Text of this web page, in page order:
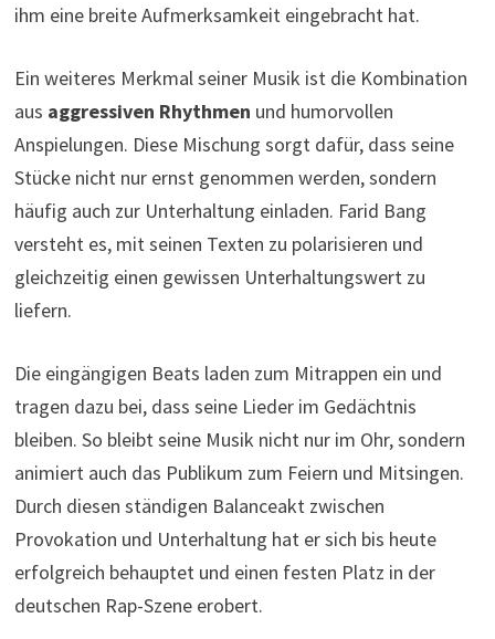
ihm eine breite Aufmerksamkeit eingebracht hat.
Ein weiteres Merkmal seiner Musik ist die Kombination
aus aggressiven Rhythmen und humorvollen
Anspielungen. Diese Mischung sorgt dafür, dass seine
Stücke nicht nur ernst genommen werden, sondern
häufig auch zur Unterhaltung einladen. Farid Bang
versteht es, mit seinen Texten zu polarisieren und
gleichzeitig einen gewissen Unterhaltungswert zu
liefern.
Die eingängigen Beats laden zum Mitrappen ein und
tragen dazu bei, dass seine Lieder im Gedächtnis
bleiben. So bleibt seine Musik nicht nur im Ohr, sondern
animiert auch das Publikum zum Feiern und Mitsingen.
Durch diesen ständigen Balanceakt zwischen
Provokation und Unterhaltung hat er sich bis heute
erfolgreich behauptet und einen festen Platz in der
deutschen Rap-Szene erobert.